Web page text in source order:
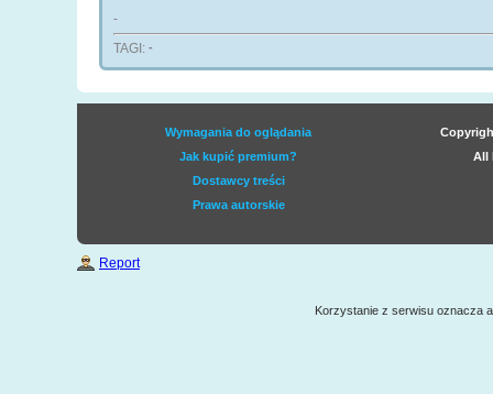
-
TAGI: -
Wymagania do oglądania
Jak kupić premium?
Dostawcy treści
Prawa autorskie
All
Report
Korzystanie z serwisu oznacza